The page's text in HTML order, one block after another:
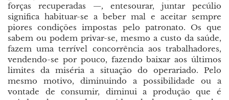
forças recuperadas —, entesourar, juntar pecúlio
significa habituar-se a beber mal e aceitar sempre
piores condições impostas pelo patronato. Os que
sabem ou podem privar-se, mesmo a custo da saúde,
fazem uma terrível concorrência aos trabalhadores,
vendendo-se por pouco, fazendo baixar aos últimos
limites da miséria a situação do operariado. Pelo
mesmo motivo, diminuindo a possibilidade ou a
vontade de consumir, diminui a produção que é